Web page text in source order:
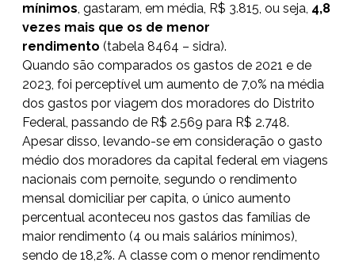
mínimos, gastaram, em média, R$ 3.815, ou seja, 4,8
vezes mais que os de menor
rendimento (tabela 8464 – sidra).
Quando são comparados os gastos de 2021 e de
2023, foi perceptível um aumento de 7,0% na média
dos gastos por viagem dos moradores do Distrito
Federal, passando de R$ 2.569 para R$ 2.748.
Apesar disso, levando-se em consideração o gasto
médio dos moradores da capital federal em viagens
nacionais com pernoite, segundo o rendimento
mensal domiciliar per capita, o único aumento
percentual aconteceu nos gastos das famílias de
maior rendimento (4 ou mais salários mínimos),
sendo de 18,2%. A classe com o menor rendimento